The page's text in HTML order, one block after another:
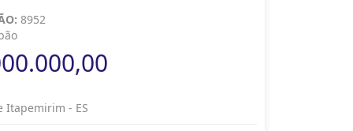
8952
Itapemirim - ES